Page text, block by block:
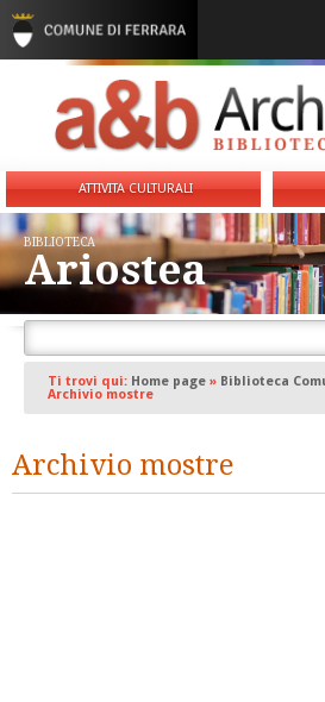
ATTIVITA CULTURALI
BIBLIOTECA
Ariostea
Ti trovi qui: Home page » Biblioteca
Archivio mostre
Archivio mostre